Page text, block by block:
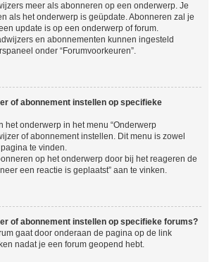
meer als abonneren op een onderwerp. Je
als het onderwerp is geüpdate. Abonneren zal je
update is op een onderwerp of forum.
en abonnementen kunnen ingesteld
onder “Forumvoorkeuren”.
of abonnement instellen op specifieke
het onderwerp in het menu “Onderwerp
of abonnement instellen. Dit menu is zowel
te vinden.
op het onderwerp door bij het reageren de
een reactie is geplaatst” aan te vinken.
of abonnement instellen op specifieke forums?
gaat door onderaan de pagina op de link
nadat je een forum geopend hebt.